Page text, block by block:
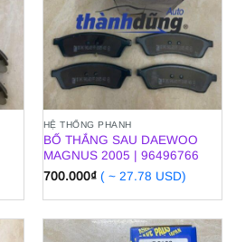
HỆ THỐNG PHANH
BỐ THẮNG SAU DAEWOO
MAGNUS 2005 | 96496766
700.000₫ ( ~ 27.78 USD)